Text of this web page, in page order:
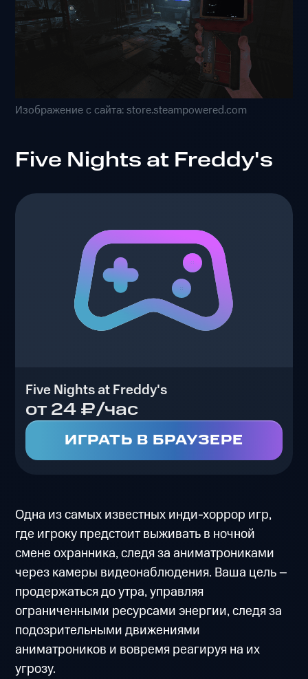
Изображение с сайта: store.steampowered.com
Five Nights at Freddy's
Five Nights at Freddy's
от 24 ₽/час
ИГРАТЬ В БРАУЗЕРЕ
Одна из самых известных инди-хоррор игр,
где игроку предстоит выживать в ночной
смене охранника, следя за аниматрониками
через камеры видеонаблюдения. Ваша цель –
продержаться до утра, управляя
ограниченными ресурсами энергии, следя за
подозрительными движениями
аниматроников и вовремя реагируя на их
угрозу.